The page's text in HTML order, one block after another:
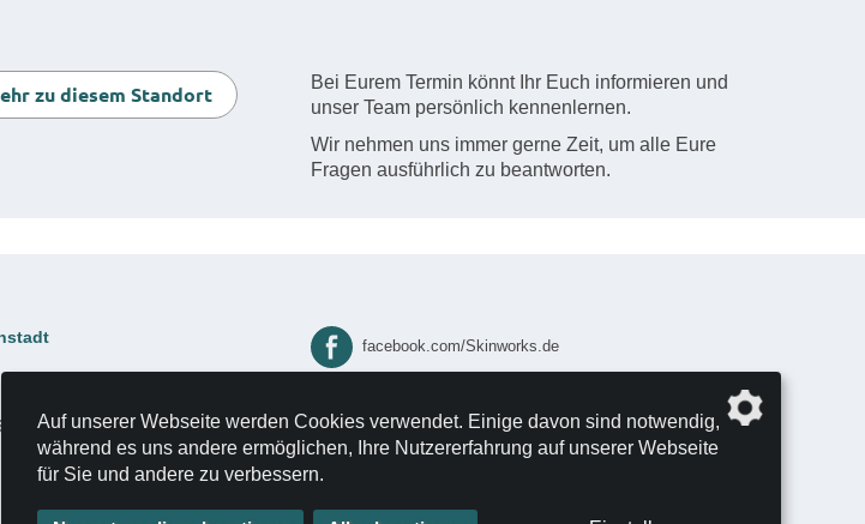
zu diesem Standort
Bei Eurem Termin könnt Ihr Euch informieren und
unser Team persönlich kennenlernen.
Wir nehmen uns immer gerne Zeit, um alle Eure
Fragen ausführlich zu beantworten.
facebook.com/Skinworks.de
yelp.de/biz/skinworks-köln
Auf unserer Webseite werden Cookies verwendet. Einige davon sind notwendig,
während es uns andere ermöglichen, Ihre Nutzererfahrung auf unserer Webseite
für Sie und andere zu verbessern.